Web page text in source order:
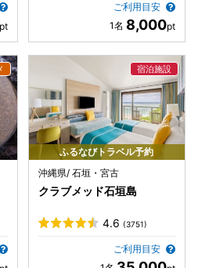
ご利用目安
8,000
ふるなびトラベル予約
沖縄県/ 石垣・宮古
クラブメッド石垣島
4.6 (3751)
ご利用目安